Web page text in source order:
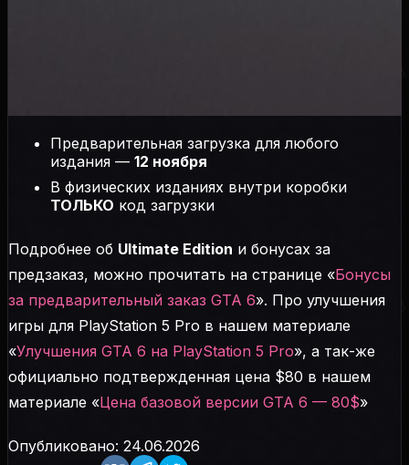
Предварительная загрузка для любого
издания — 12 ноября
В физических изданиях внутри коробки
ТОЛЬКО код загрузки
Подробнее об Ultimate Edition и бонусах за
предзаказ, можно прочитать на странице «Бонусы
за предварительный заказ GTA 6». Про улучшения
игры для PlayStation 5 Pro в нашем материале
«Улучшения GTA 6 на PlayStation 5 Pro», а так-же
официально подтвержденная цена $80 в нашем
материале «Цена базовой версии GTA 6 — 80$»
Опубликовано: 24.06.2026